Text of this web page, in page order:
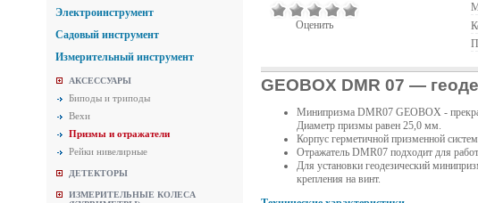
Электроинструмент
Садовый инструмент
Измерительный инструмент
АКСЕССУАРЫ
Биподы и триподы
Вехи
Призмы и отражатели
Рейки нивелирные
ДЕТЕКТОРЫ
ИЗМЕРИТЕЛЬНЫЕ КОЛЕСА
Оценить
GEOBOX DMR 07 —
Минипризма DMR07 GEOBOX -
Диаметр призмы равен 25,0 мм.
Корпус герметичной призменной
Отражатель DMR07 подходит для
Для установки геодезический
крепления на винт.